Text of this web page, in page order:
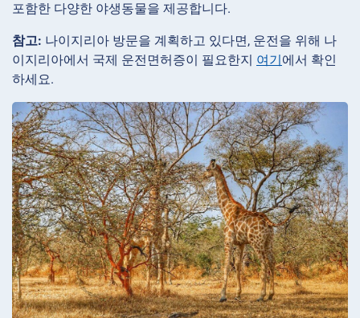
포함한 다양한 야생동물을 제공합니다.
참고: 나이지리아 방문을 계획하고 있다면, 운전을 위해 나
이지리아에서 국제 운전면허증이 필요한지 여기에서 확인
하세요.